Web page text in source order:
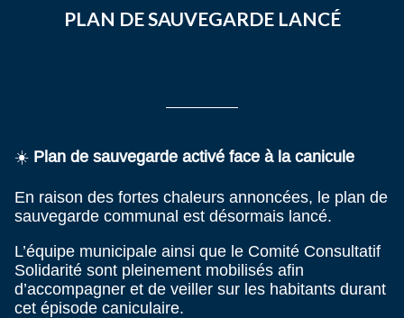
PLAN DE SAUVEGARDE LANCÉ
☀️ Plan de sauvegarde activé face à la canicule
En raison des fortes chaleurs annoncées, le plan de
sauvegarde communal est désormais lancé.
L’équipe municipale ainsi que le Comité Consultatif
Solidarité sont pleinement mobilisés afin
d’accompagner et de veiller sur les habitants durant
cet épisode caniculaire.